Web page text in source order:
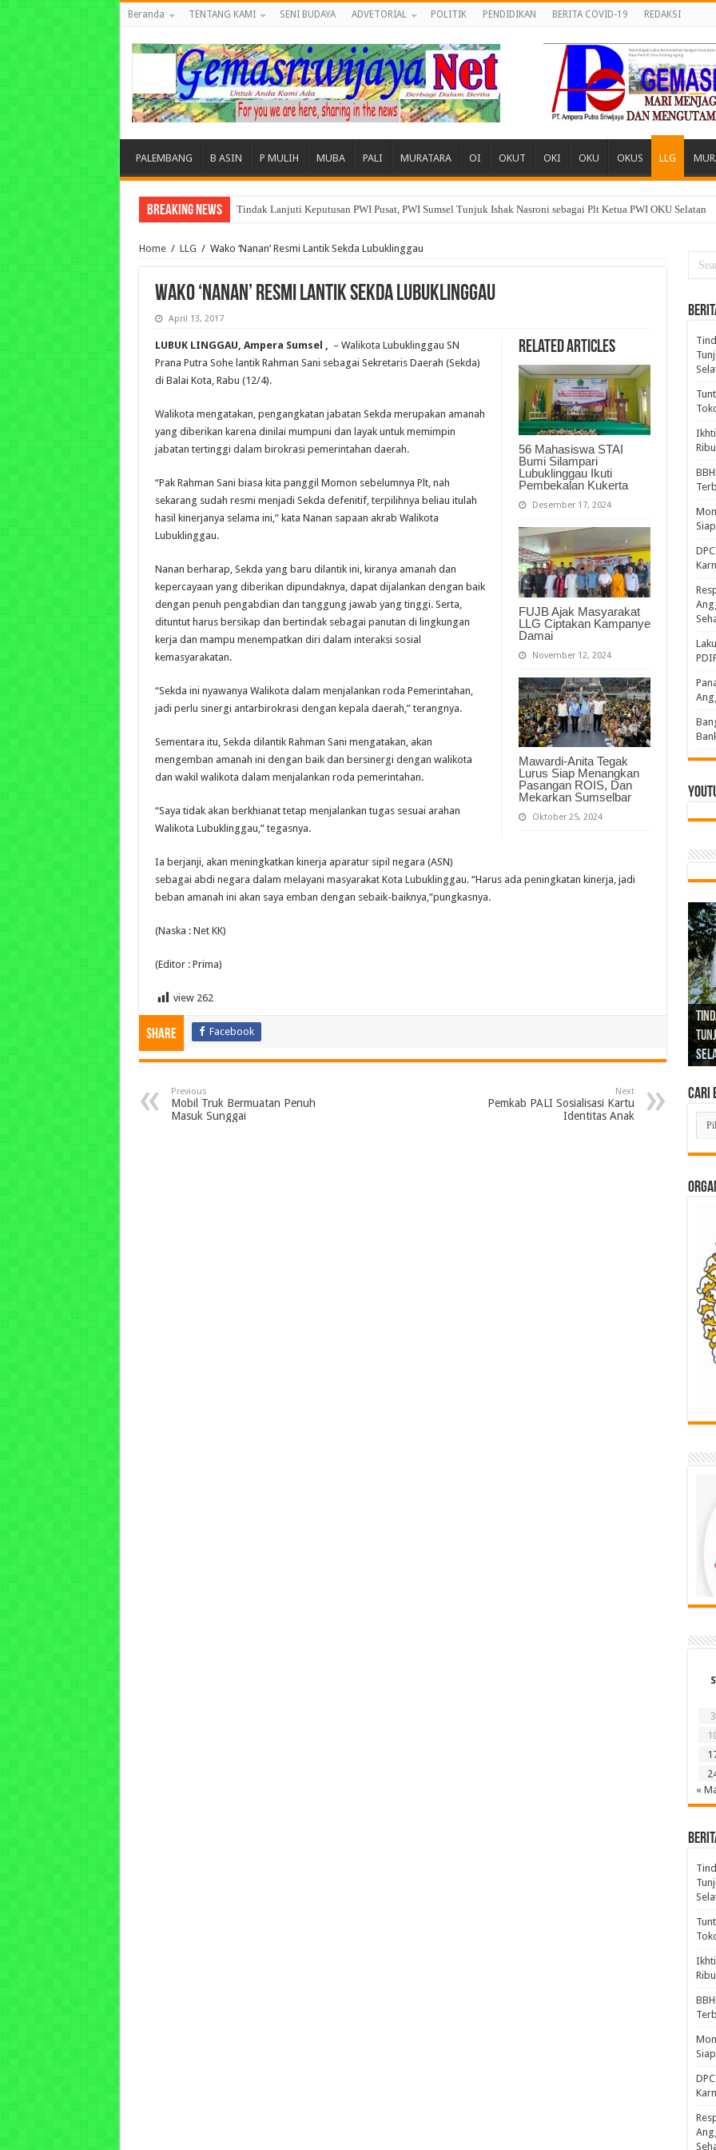
Beranda TENTANG KAMI SENI BUDAYA ADVETORIAL POLITIK PENDIDIKAN BERITA COVID-19 REDAKSI
PALEMBANG B ASIN P MULIH MUBA PALI MURATARA OI OKUT OKI OKU OKUS LLG
Breaking News Tindak Lanjuti Keputusan PWI Pusat, PWI Sumsel Tunjuk Ishak Nasroni sebagai Plt Ketua PWI OKU Selatan
Tuntut Akuntabilitas Dana Desa, Pemuda dan Tokoh Sukamerindu Desak APH Turun Tangan
Home / LLG / Wako ‘Nanan’ Resmi Lantik Sekda Lubuklinggau
Wako ‘Nanan’ Resmi Lantik Sekda Lubuklinggau
April 13, 2017
Related Articles
56 Mahasiswa STAI
Bumi Silampari
Lubuklinggau Ikuti
Pembekalan Kukerta
Desember 17, 2024
FUJB Ajak Masyarakat
LLG Ciptakan Kampanye
Damai
November 12, 2024
Mawardi-Anita Tegak
Lurus Siap Menangkan
Pasangan ROIS, Dan
Mekarkan Sumselbar
Oktober 25, 2024
LUBUK LINGGAU, Ampera Sumsel , – Wal ikota Lubuklinggau SN
Prana Putra Sohe lantik Rahman Sani sebagai Sekretaris Daerah (Sekda)
di Balai Kota, Rabu (12/4).
Walikota mengatakan, pengangkatan jabatan Sekda merupakan amanah
yang diberikan karena dinilai mumpuni dan layak untuk memimpin
jabatan tertinggi dalam birokrasi pemerintahan daerah.
“Pak Rahman Sani biasa kita panggil Momon sebelumnya Plt, nah
sekarang sudah resmi menjadi Sekda defenitif, terpilihnya beliau itulah
hasil kinerjanya selama ini,” kata Nanan sapaan akrab Walikota
Lubuklinggau.
Nanan berharap, Sekda yang baru dilantik ini, kiranya amanah dan
kepercayaan yang diberikan dipundaknya, dapat dijalankan dengan baik
dengan penuh pengabdian dan tanggung jawab yang tinggi. Serta,
dituntut harus bersikap dan bertindak sebagai panutan di lingkungan
kerja dan mampu menempatkan diri dalam interaksi sosial
kemasyarakatan.
“Sekda ini nyawanya Walikota dalam menjalankan roda Pemerintahan,
jadi perlu sinergi antarbirokrasi dengan kepala daerah,” terangnya.
Sementara itu, Sekda dilantik Rahman Sani mengatakan, akan
mengemban amanah ini dengan baik dan bersinergi dengan walikota
dan wakil walikota dalam menjalankan roda pemerintahan.
“Saya tidak akan berkhianat tetap menjalankan tugas sesuai arahan
Walikota Lubuklinggau,” tegasnya.
Ia berjanji, akan meningkatkan kinerja aparatur sipil negara (ASN)
sebagai abdi negara dalam melayani masyarakat Kota Lubuklinggau. “Harus ada peningkatan kinerja, jadi
beban amanah ini akan saya emban dengan sebaik-baiknya,”pungkasnya.
(Naska : Net KK)
(Editor : Prima)
view 262
Share Facebook
Previous
Mobil Truk Bermuatan Penuh
Masuk Sunggai
Next
Pemkab PALI Sosialisasi Kartu
Identitas Anak
Cari
Cari
di
S
3
«